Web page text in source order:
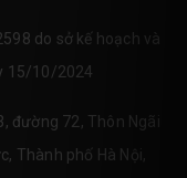
do sở kế hoạch và
15/10/2024
đường 72, Thôn Ngãi
Thành phố Hà Nội,